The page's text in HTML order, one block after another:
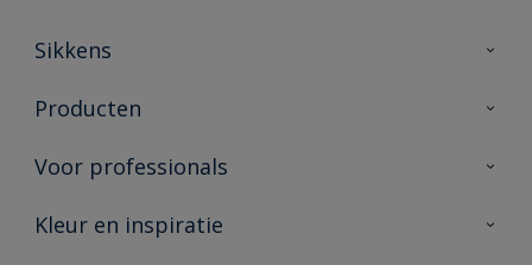
Sikkens
Over Sikkens
Duurzaamheid
Producten
Producten voor binnen
Vind je verkooppunt
Voor professionals
Advies & service
Kleur en inspiratie